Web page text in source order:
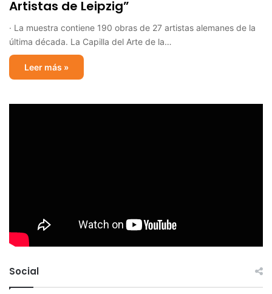
Artistas de Leipzig”
· La muestra contiene 190 obras de 27 artistas alemanes de la
última década. La Capilla del Arte de la…
Leer más »
Social